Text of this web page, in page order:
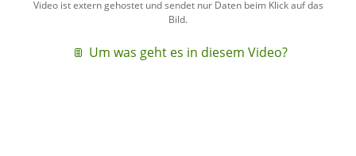
Video ist extern gehostet und sendet nur Daten beim Klick auf das
Bild.
Um was geht es in diesem Video?